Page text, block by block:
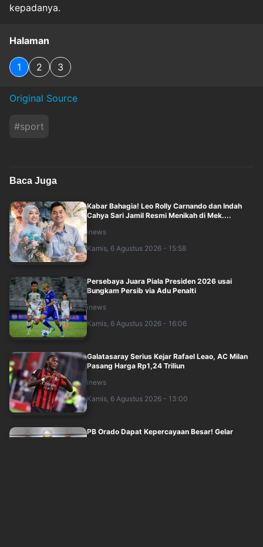
kepadanya.
Halaman
1 2 3
Original Source
#sport
Baca Juga
Kabar Bahagia! Leo Rolly Carnando dan Indah
Cahya Sari Jamil Resmi Menikah di Mek....
inews
Kamis, 6 Agustus 2026 - 15:58
Persebaya Juara Piala Presiden 2026 usai
Bungkam Persib via Adu Penalti
inews
Kamis, 6 Agustus 2026 - 16:06
Galatasaray Serius Kejar Rafael Leao, AC Milan
Pasang Harga Rp1,24 Triliun
inews
Kamis, 6 Agustus 2026 - 13:00
PB Orado Dapat Kepercayaan Besar! Gelar